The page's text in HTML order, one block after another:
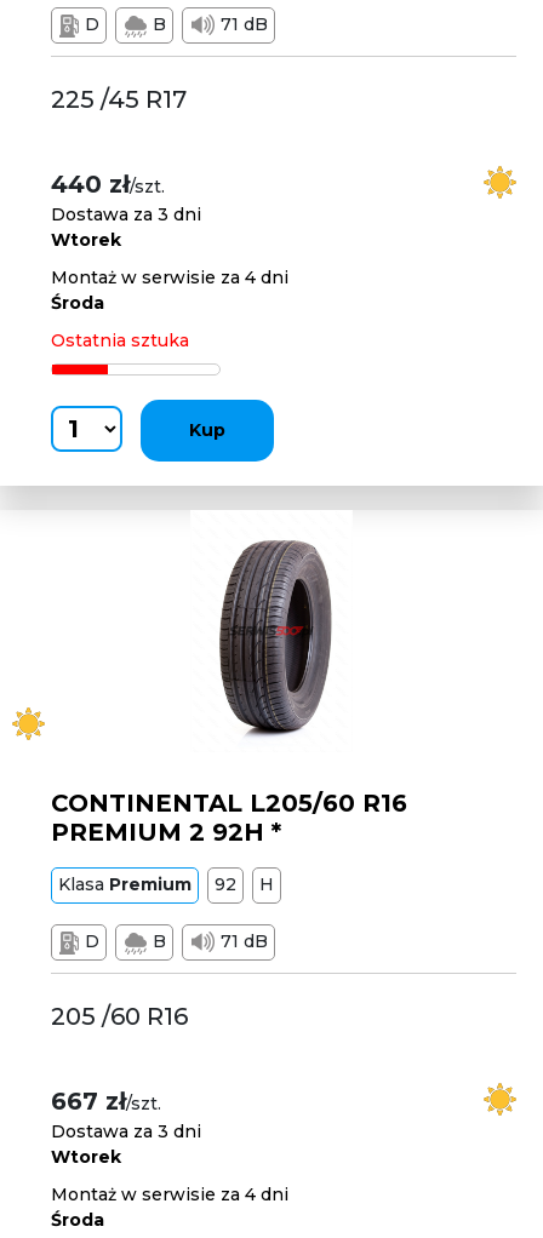
D B 71 dB
225 /45 R17
440 zł/szt.
Dostawa za 3 dni
Wtorek
Montaż w serwisie za 4 dni
Środa
Ostatnia sztuka
Kup
CONTINENTAL L205/60 R16
PREMIUM 2 92H *
Klasa Premium 92 H
D B 71 dB
205 /60 R16
667 zł/szt.
Dostawa za 3 dni
Wtorek
Montaż w serwisie za 4 dni
Środa